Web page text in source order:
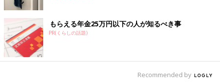
もらえる年金25万円以下の人が知るべき事
PR(くらしの話題)
Recommended by